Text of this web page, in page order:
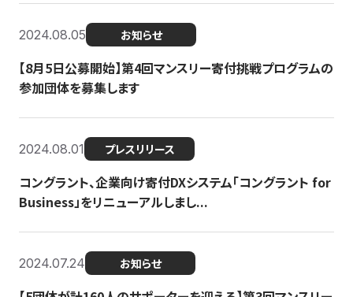
2024.08.05 お知らせ
【8月5日公募開始】第4回マンスリー寄付挑戦プログラムの
参加団体を募集します
2024.08.01 プレスリリース
コングラント、企業向け寄付DXシステム「コングラント for
Business」をリニューアルしまし...
2024.07.24 お知らせ